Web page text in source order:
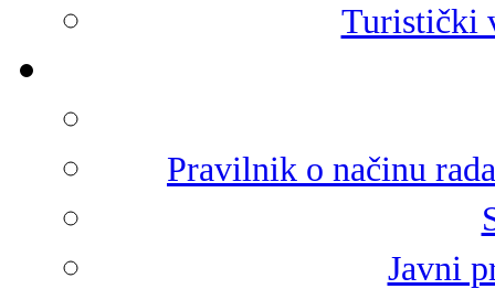
Turistički
Pravilnik o načinu
Javni